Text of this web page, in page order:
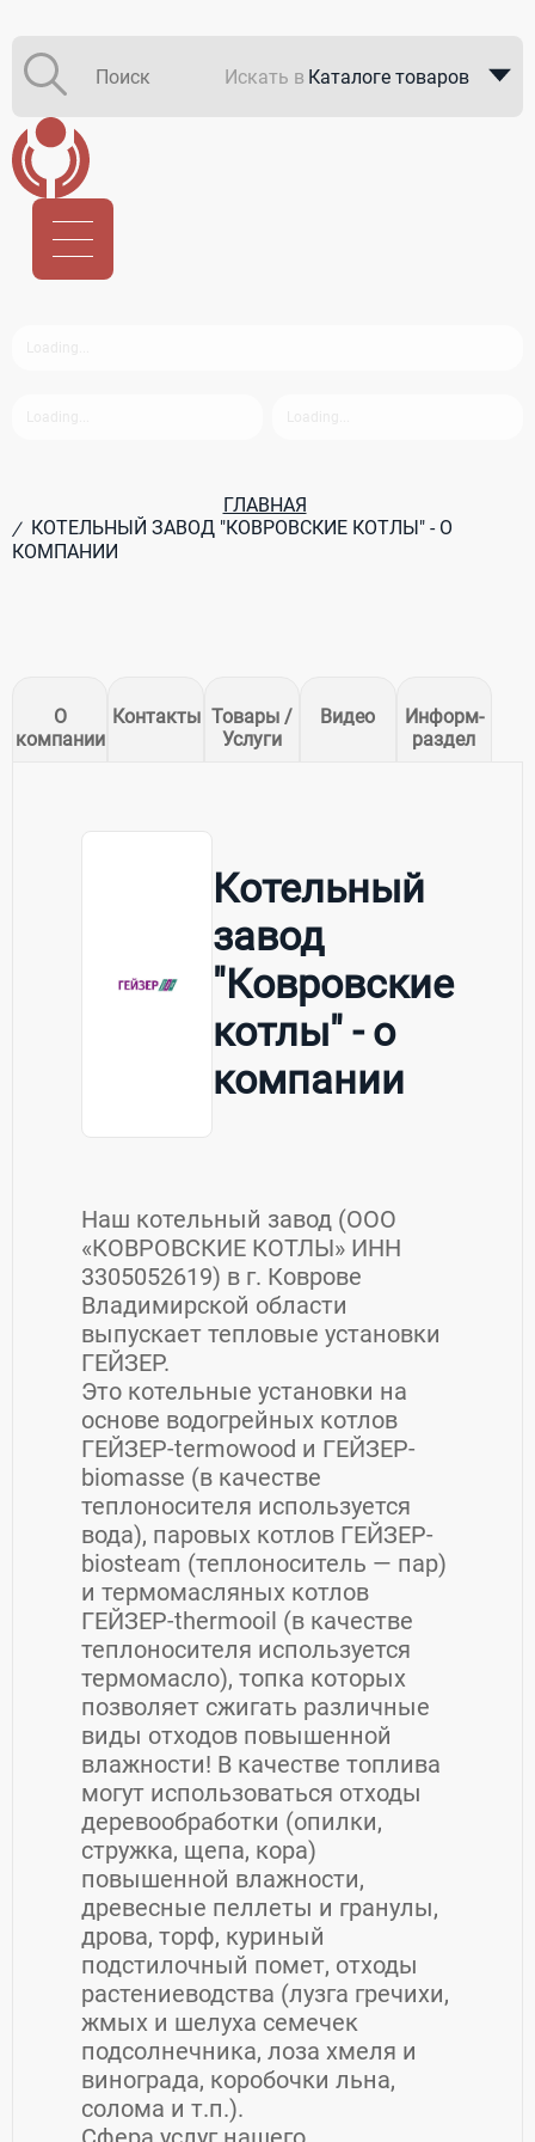
Искать в Каталоге товаров
ГЛАВНАЯ
/ КОТЕЛЬНЫЙ ЗАВОД "КОВРОВСКИЕ КОТЛЫ" - О
КОМПАНИИ
О
компании
Контакты Товары /
Услуги
Видео
Информ-
раздел
Котельный
завод
"Ковровские
котлы" - о
компании
Наш котельный завод (ООО
«КОВРОВСКИЕ КОТЛЫ» ИНН
3305052619) в г. Коврове
Владимирской области
выпускает тепловые установки
ГЕЙЗЕР.
Это котельные установки на
основе водогрейных котлов
ГЕЙЗЕР-termowood и ГЕЙЗЕР-
biomasse (в качестве
теплоносителя используется
вода), паровых котлов ГЕЙЗЕР-
biosteam (теплоноситель — пар)
и термомасляных котлов
ГЕЙЗЕР-thermooil (в качестве
теплоносителя используется
термомасло), топка которых
позволяет сжигать различные
виды отходов повышенной
влажности! В качестве топлива
могут использоваться отходы
деревообработки (опилки,
стружка, щепа, кора)
повышенной влажности,
древесные пеллеты и гранулы,
дрова, торф, куриный
подстилочный помет, отходы
растениеводства (лузга гречихи,
жмых и шелуха семечек
подсолнечника, лоза хмеля и
винограда, коробочки льна,
солома и т.п.).